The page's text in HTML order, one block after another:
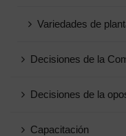
Variedades de
Decisiones de la
Decisiones de la
Capacitación